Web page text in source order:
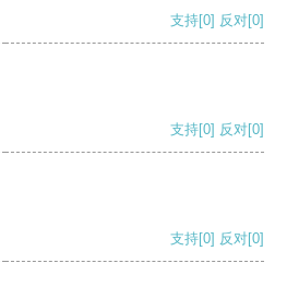
支持[0] 反对[0]
支持[0] 反对[0]
支持[0] 反对[0]